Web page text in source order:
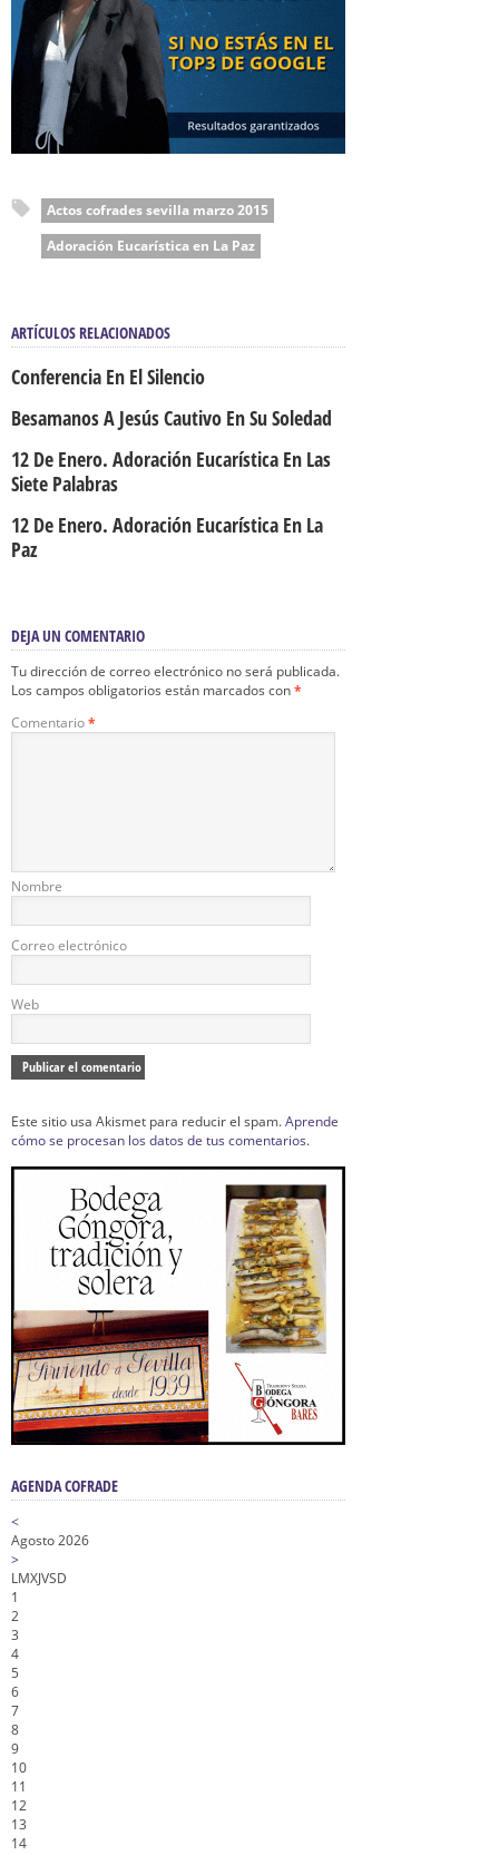
Actos cofrades sevilla marzo 2015
Adoración Eucarística en La Paz
ARTÍCULOS RELACIONADOS
Conferencia En El Silencio
Besamanos A Jesús Cautivo En Su Soledad
12 De Enero. Adoración Eucarística En Las
Siete Palabras
12 De Enero. Adoración Eucarística En La
Paz
DEJA UN COMENTARIO
Tu dirección de correo electrónico no será publicada.
Los campos obligatorios están marcados con*
Comentario*
Nombre
Correo electrónico
Web
Este sitio usa Akismet para reducir el spam.Aprende
cómo se procesan los datos de tus comentarios.
AGENDA COFRADE
<
Agosto 2026
>
LMXJVSD
1
2
3
4
5
6
7
8
9
10
11
12
13
14